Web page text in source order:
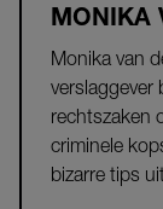
MONIKA
Monika van
verslaggever
rechtszaken
criminele
bizarre tips